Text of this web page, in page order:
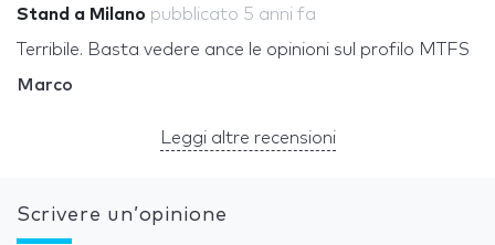
Stand a Milano pubblicato 5 anni fa
Terribile. Basta vedere ance le opinioni sul profilo MTFS
Marco
Leggi altre recensioni
Scrivere un’opinione